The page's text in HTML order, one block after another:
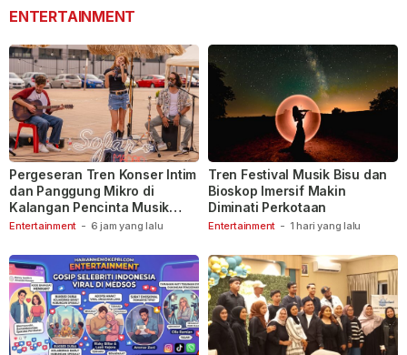
ENTERTAINMENT
Entertainment - 6 jam yang lalu
Pergeseran Tren Konser Intim
dan Panggung Mikro di
Kalangan Pencinta Musik
Indonesia
Entertainment - 1 hari yang lalu
Tren Festival Musik Bisu dan
Bioskop Imersif Makin
Diminati Perkotaan